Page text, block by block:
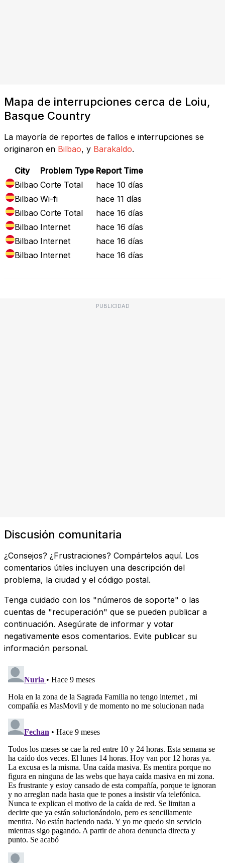
Mapa de interrupciones cerca de Loiu,
Basque Country
La mayoría de reportes de fallos e interrupciones se
originaron en Bilbao, y Barakaldo.
City Problem Type Report Time
Bilbao Corte Total
hace 10 días
Bilbao Wi-fi
hace 11 días
Bilbao Corte Total
hace 16 días
Bilbao Internet
hace 16 días
Bilbao Internet
hace 16 días
Bilbao Internet hace 16 días
PUBLICIDAD
Discusión comunitaria
¿Consejos? ¿Frustraciones? Compártelos aquí. Los
comentarios útiles incluyen una descripción del
problema, la ciudad y el código postal.
Tenga cuidado con los "números de soporte" o las
cuentas de "recuperación" que se pueden publicar a
continuación. Asegúrate de informar y votar
negativamente esos comentarios. Evite publicar su
información personal.